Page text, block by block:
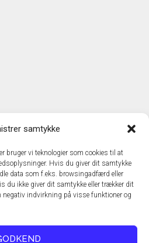
samtykke
bruger vi teknologier som cookies til at
Hvis du giver dit samtykke
data som f.eks. browsingadfærd eller
du ikke giver dit samtykke eller trækker dit
negativ indvirkning på visse funktioner og
A/S
2600 Glostrup
+45 43 24 26 28